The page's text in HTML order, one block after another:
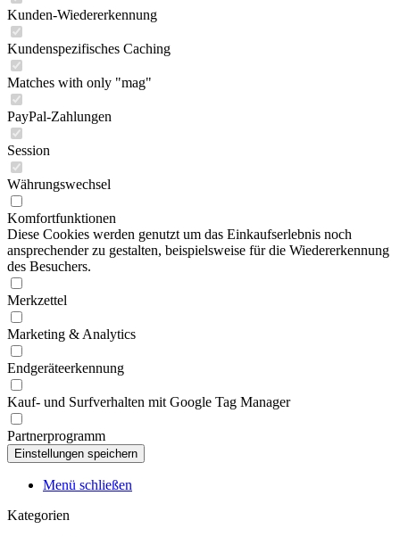
Kunden-Wiedererkennung
Kundenspezifisches Caching
Matches with only "mag"
PayPal-Zahlungen
Session
Währungswechsel
Komfortfunktionen
Diese Cookies werden genutzt um das Einkaufserlebnis noch
ansprechender zu gestalten, beispielsweise für die Wiedererkennung
des Besuchers.
Merkzettel
Marketing & Analytics
Endgeräteerkennung
Kauf- und Surfverhalten mit Google Tag Manager
Partnerprogramm
Menü schließen
Kategorien